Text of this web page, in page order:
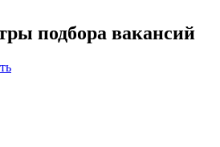
подбора вакансий